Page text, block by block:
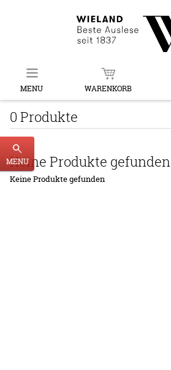
MENU WARENKORB
MENU
0 Produkte
Keine Produkte gefunden
Keine Produkte gefunden